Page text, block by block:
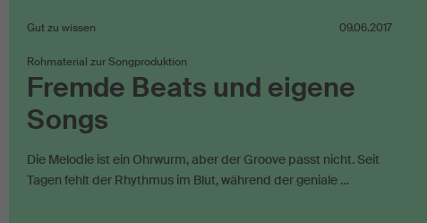
Gut zu wissen 09.06.2017
Rohmaterial zur Songproduktion
Fremde Beats und eigene
Songs
Die Melodie ist ein Ohrwurm, aber der Groove passt nicht. Seit
Tagen fehlt der Rhythmus im Blut, während der geniale …